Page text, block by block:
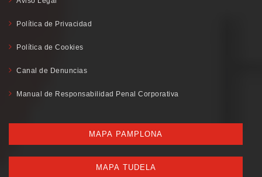
Política de Privacidad
Política de Cookies
Canal de Denuncias
Manual de Responsabilidad Penal Corporativa
MAPA PAMPLONA
MAPA TUDELA